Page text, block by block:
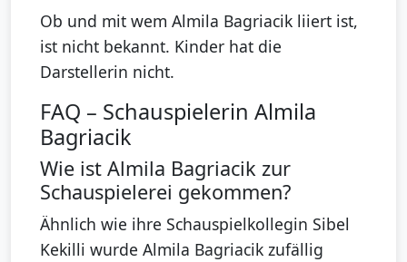
Ob und mit wem Almila Bagriacik liiert ist,
ist nicht bekannt. Kinder hat die
Darstellerin nicht.
FAQ – Schauspielerin Almila
Bagriacik
Wie ist Almila Bagriacik zur
Schauspielerei gekommen?
Ähnlich wie ihre Schauspielkollegin Sibel
Kekilli wurde Almila Bagriacik zufällig